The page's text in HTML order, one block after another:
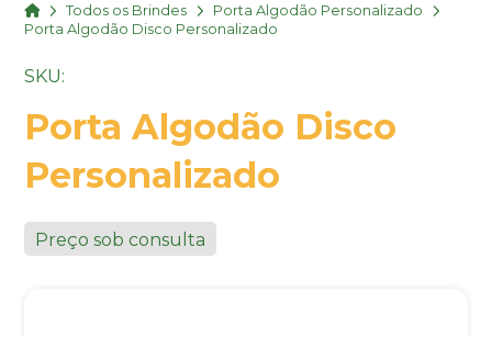
HomeTodos os Brindes
Porta Algodão Personalizado
Porta Algodão Disco Personalizado
SKU:
Porta Algodão Disco
Personalizado
Preço sob consulta